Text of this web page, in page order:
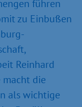
führen
zu Einbußen
Reinhard
macht die
als wichtige